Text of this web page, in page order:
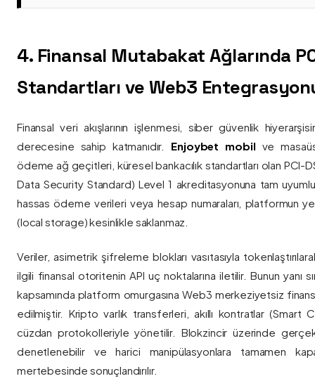
4. Finansal Mutabakat Ağlarında
Standartları ve Web3
Finansal veri akışlarının işlenmesi, siber güvenlik
derecesine sahip katmanıdır. Enjoybet mobil ve
ödeme ağ geçitleri, küresel bankacılık standartları olan PCI-
Data Security Standard) Level 1 akreditasyonuna tam
hassas ödeme verileri veya hesap numaraları, platformun
(local storage) kesinlikle saklanmaz.
Veriler, asimetrik şifreleme blokları vasıtasıyla
ilgili finansal otoritenin API uç noktalarına iletilir. Bunun yanı
kapsamında platform omurgasına Web3 merkeziyetsiz
edilmiştir. Kripto varlık transferleri, akıllı kontratlar (Smart
cüzdan protokolleriyle yönetilir. Blokzincir üzerinde
denetlenebilir ve harici manipülasyonlara tamamen
mertebesinde sonuçlandırılır.